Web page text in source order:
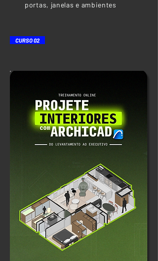
portas, janelas e ambientes
CURSO 02